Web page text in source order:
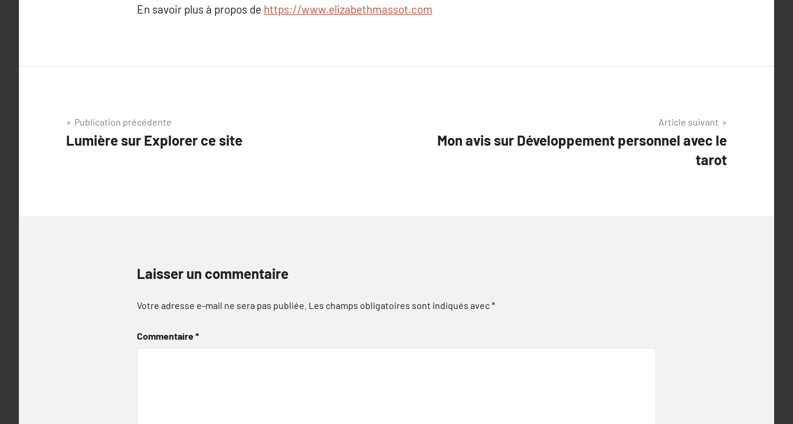
En savoir plus à propos de https://www.elizabethmassot.com
Navigation
de
Publication précédente
Lumière sur Explorer ce site
Article suivant
Mon avis sur Développement personnel avec le
tarot
Laisser un commentaire
Votre adresse e-mail ne sera pas publiée. Les champs obligatoires sont indiqués avec*
Commentaire*